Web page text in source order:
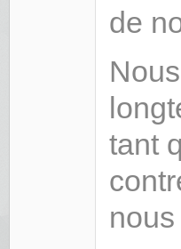
de
tant